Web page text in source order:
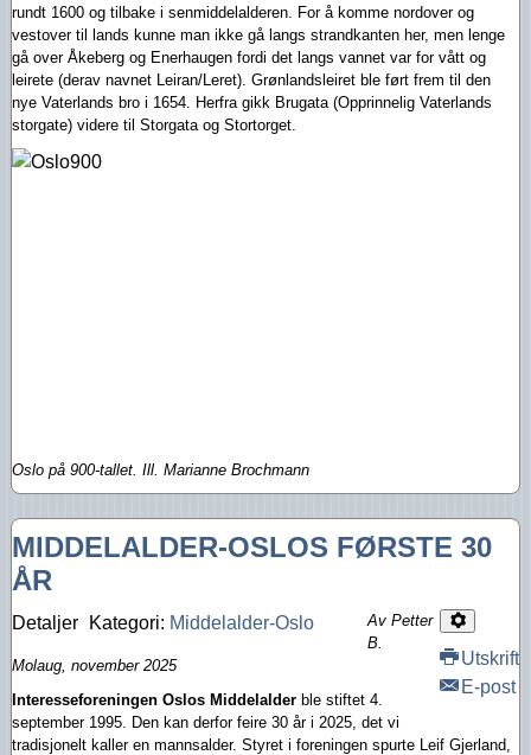
rundt 1600 og tilbake i senmiddelalderen. For å komme nordover og
vestover til lands kunne man ikke gå langs strandkanten her, men lenge
gå over Åkeberg og Enerhaugen fordi det langs vannet var for vått og
leirete (derav navnet Leiran/Leret). Grønlandsleiret ble ført frem til den
nye Vaterlands bro i 1654. Herfra gikk Brugata (Opprinnelig Vaterlands
storgate) videre til Storgata og Stortorget.
Oslo på 900-tallet. Ill. Marianne Brochmann
MIDDELALDER-OSLOS FØRSTE 30
ÅR
Utskrift
E-post
Detaljer Kategori: Middelalder-Oslo
Av Petter
B.
Molaug, november 2025
Interesseforeningen Oslos Middelalder ble stiftet 4.
september 1995. Den kan derfor feire 30 år i 2025, det vi
tradisjonelt kaller en mannsalder. Styret i foreningen spurte Leif Gjerland,